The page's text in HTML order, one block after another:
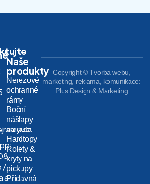
/
a
Naše
produkty
Nerezové
ochranné
rámy
Boční
nášlapy
na auta
Hardtopy
Rolety &
kryty na
pickupy
Přídavná
Copyright © Tvorba webu,
marketing, reklama, komunikace:
Plus Design & Marketing